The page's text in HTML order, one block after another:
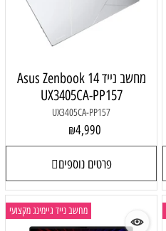
מחשב נייד Asus Zenbook 14
UX3405CA-PP157
UX3405CA-PP157
₪4,990
פרטים נוספים
מחשב נייד גיימינג מקצועי